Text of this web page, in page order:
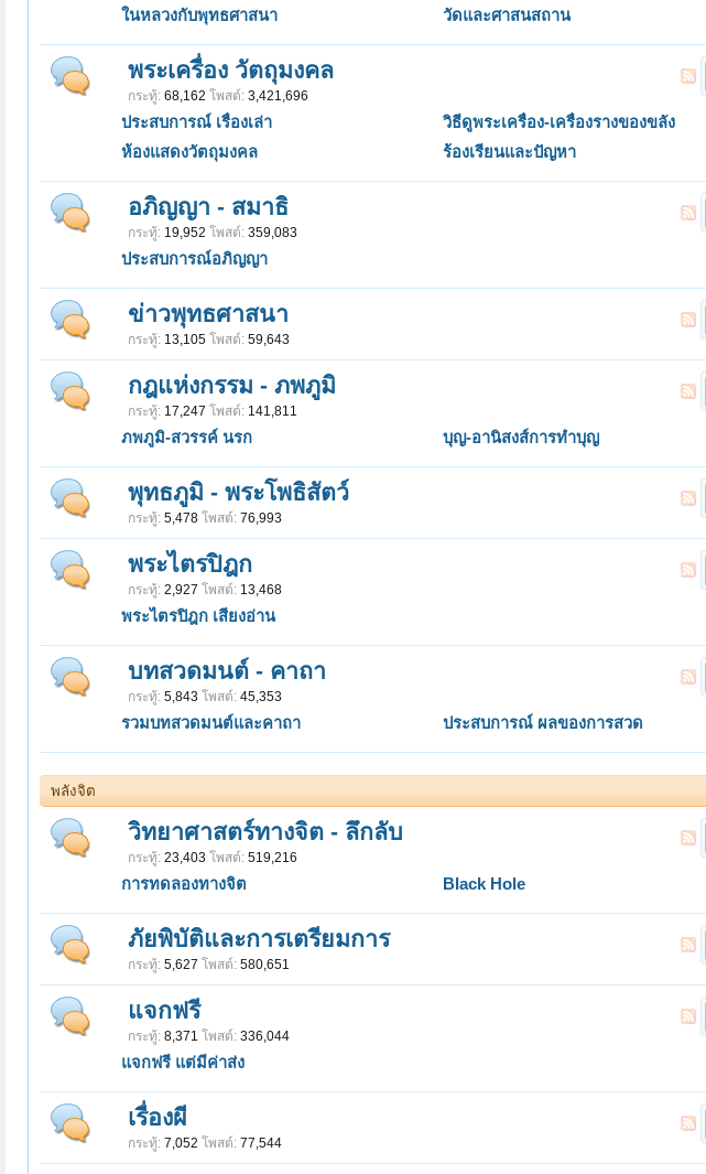
ในหลวงกับพุทธศาสนา
วัดและศาสนสถาน
พระเครื่อง วัตถุมงคล
กระทู้: 68,162 โพสต์: 3,421,696
ประสบการณ์ เรื่องเล่า วิธีดูพระเครื่อง-เครื่องรางของขลัง
ห้องแสดงวัตถุมงคล
ร้องเรียนและปัญหา
อภิญญา - สมาธิ
กระทู้: 19,952 โพสต์: 359,083
ประสบการณ์อภิญญา
ข่าวพุทธศาสนา
กระทู้: 13,105 โพสต์: 59,643
กฎแห่งกรรม - ภพภูมิ
กระทู้: 17,247 โพสต์: 141,811
ภพภูมิ-สวรรค์ นรก บุญ-อานิสงส์การทำบุญ
พุทธภูมิ - พระโพธิสัตว์
กระทู้: 5,478 โพสต์: 76,993
พระไตรปิฎก
กระทู้: 2,927 โพสต์: 13,468
พระไตรปิฎก เสียงอ่าน
บทสวดมนต์ - คาถา
กระทู้: 5,843 โพสต์: 45,353
รวมบทสวดมนต์และคาถา ประสบการณ์ ผลของการสวด
พลังจิต
วิทยาศาสตร์ทางจิต - ลึกลับ
กระทู้: 23,403 โพสต์: 519,216
การทดลองทางจิต Black Hole
ภัยพิบัติและการเตรียมการ
กระทู้: 5,627 โพสต์: 580,651
แจกฟรี
กระทู้: 8,371 โพสต์: 336,044
แจกฟรี แต่มีค่าส่ง
เรื่องผี
กระทู้: 7,052 โพสต์: 77,544